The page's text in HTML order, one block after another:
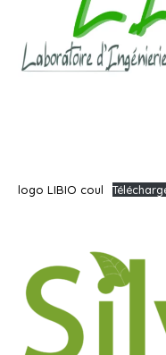
logo LIBIO coul